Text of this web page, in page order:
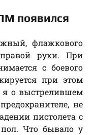
появился
флажкового
руки. При
с боевого
при этом
о выстрелившем
не
пистолета с
Что бывало у